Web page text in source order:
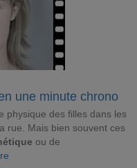
une minute chrono
physique des filles dans les
rue. Mais bien souvent ces
ou de